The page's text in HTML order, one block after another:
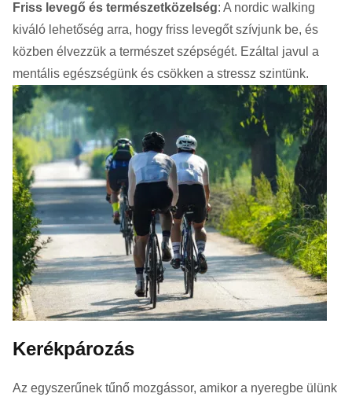
Friss levegő és természetközelség: A nordic walking
kiváló lehetőség arra, hogy friss levegőt szívjunk be, és
közben élvezzük a természet szépségét. Ezáltal javul a
mentális egészségünk és csökken a stressz szintünk.
Kerékpározás
Az egyszerűnek tűnő mozgássor, amikor a nyeregbe ülünk